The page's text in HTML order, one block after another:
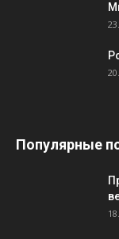
Популярные